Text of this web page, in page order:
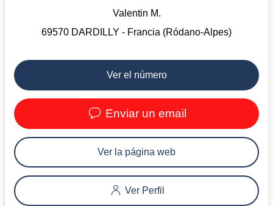
Valentin M.
69570 DARDILLY - Francia (Ródano-Alpes)
Ver el número
Enviar un email
Ver la página web
Ver Perfil